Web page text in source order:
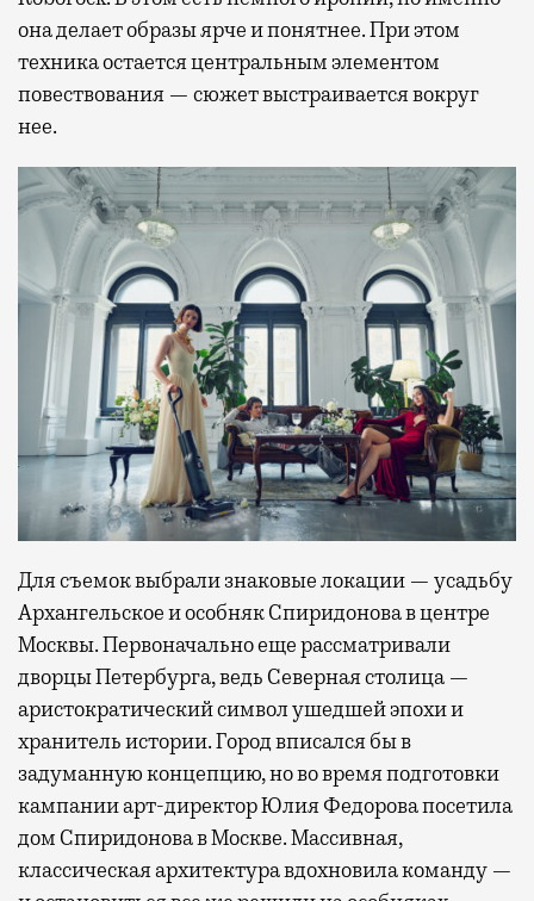
она делает образы ярче и понятнее. При этом
техника остается центральным элементом
повествования — сюжет выстраивается вокруг
нее.
Для съемок выбрали знаковые локации — усадьбу
Архангельское и особняк Спиридонова в центре
Москвы. Первоначально еще рассматривали
дворцы Петербурга, ведь Северная столица —
аристократический символ ушедшей эпохи и
хранитель истории. Город вписался бы в
задуманную концепцию, но во время подготовки
кампании арт-директор Юлия Федорова посетила
дом Спиридонова в Москве. Массивная,
классическая архитектура вдохновила команду —